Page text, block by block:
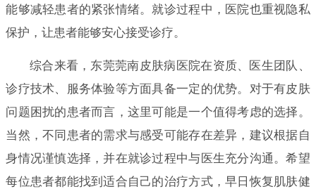
能够减轻患者的紧张情绪。就诊过程中，医院也重视隐私
保护，让患者能够安心接受诊疗。
综合来看，东莞莞南皮肤病医院在资质、医生团队、
诊疗技术、服务体验等方面具备一定的优势。对于有皮肤
问题困扰的患者而言，这里可能是一个值得考虑的选择。
当然，不同患者的需求与感受可能存在差异，建议根据自
身情况谨慎选择，并在就诊过程中与医生充分沟通。希望
每位患者都能找到适合自己的治疗方式，早日恢复肌肤健